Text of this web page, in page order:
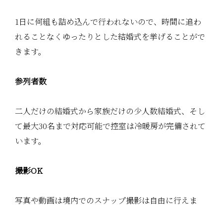
1日に何組も詰め込んで行われないので、時間に追わ
れることなくゆったりとした結婚式を挙げることがで
きます。
参列者数
二人だけの結婚式から家族だけの少人数結婚式、そし
て最大30名まで対応可能で控室は冷暖房が完備されて
います。
撮影OK
写真や動画は境内でのスナップ撮影は自由に行えま